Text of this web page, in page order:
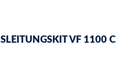
VF 1100